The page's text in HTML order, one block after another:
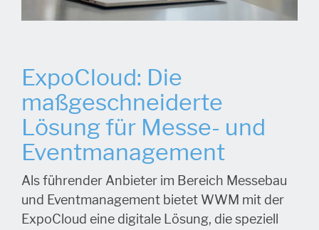
ExpoCloud: Die
maßgeschneiderte
Lösung für Messe- und
Eventmanagement
Als führender Anbieter im Bereich Messebau
und Eventmanagement bietet WWM mit der
ExpoCloud eine digitale Lösung, die speziell